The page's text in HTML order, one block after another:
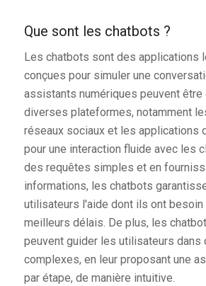
Que sont les chatbots ?
Les chatbots sont des applications
conçues pour simuler une
assistants numériques peuvent
diverses plateformes, notamment
réseaux sociaux et les applications
pour une interaction fluide avec les
des requêtes simples et en
informations, les chatbots
utilisateurs l'aide dont ils ont besoin
meilleurs délais. De plus, les
peuvent guider les utilisateurs dans
complexes, en leur proposant une
par étape, de manière intuitive.